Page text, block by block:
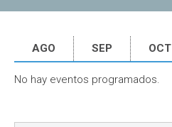
AGO SEP OCT
No hay eventos programados.